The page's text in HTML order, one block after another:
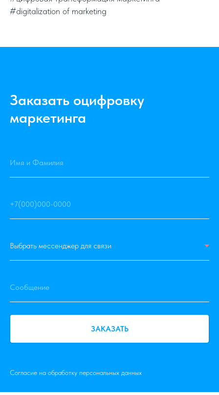
#digitalization of marketing
Заказать оцифровку
маркетинга
Имя и Фамилия
+7(000)000-0000
Сообщение
ЗАКАЗАТЬ
Согласие на обработку персональных данных